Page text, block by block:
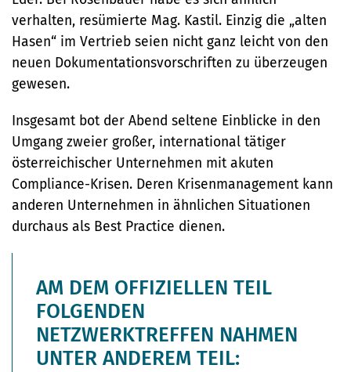
verhalten, resümierte Mag. Kastil. Einzig die „alten
Hasen“ im Vertrieb seien nicht ganz leicht von den
neuen Dokumentationsvorschriften zu überzeugen
gewesen.
Insgesamt bot der Abend seltene Einblicke in den
Umgang zweier großer, international tätiger
österreichischer Unternehmen mit akuten
Compliance-Krisen. Deren Krisenmanagement kann
anderen Unternehmen in ähnlichen Situationen
durchaus als Best Practice dienen.
AM DEM OFFIZIELLEN TEIL
FOLGENDEN
NETZWERKTREFFEN NAHMEN
UNTER ANDEREM TEIL: